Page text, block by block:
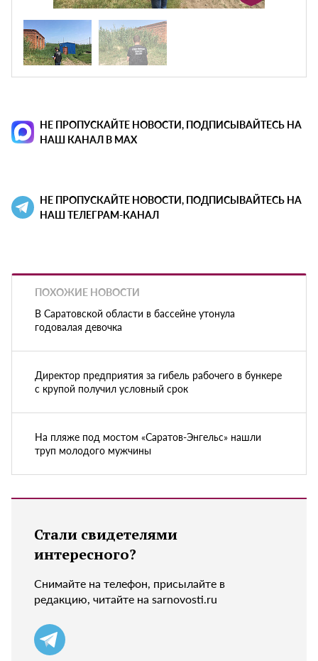
НЕ ПРОПУСКАЙТЕ НОВОСТИ, ПОДПИСЫВАЙТЕСЬ НА
НАШ КАНАЛ В MAX
НЕ ПРОПУСКАЙТЕ НОВОСТИ, ПОДПИСЫВАЙТЕСЬ НА
НАШ ТЕЛЕГРАМ-КАНАЛ
ПОХОЖИЕ НОВОСТИ
В Саратовской области в бассейне утонула
годовалая девочка
Директор предприятия за гибель рабочего в бункере
с крупой получил условный срок
На пляже под мостом «Саратов-Энгельс» нашли
труп молодого мужчины
Стали свидетелями
интересного?
Снимайте на телефон, присылайте в
редакцию, читайте на sarnovosti.ru